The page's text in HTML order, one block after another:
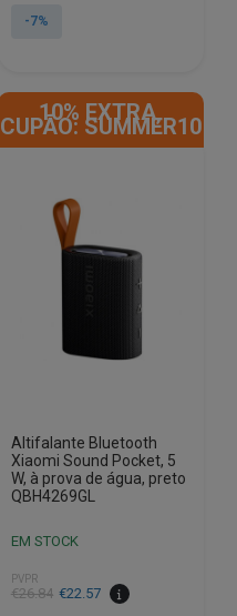
original
atual
-7%
10% EXTRA,
CUPÃO: SUMMER10
Altifalante Bluetooth
Xiaomi Sound Pocket, 5
W, à prova de água, preto
QBH4269GL
EM STOCK
PVPR
€26.84
O
€22.57
O